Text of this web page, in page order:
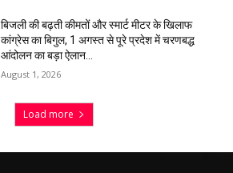
बिजली की बढ़ती कीमतों और स्मार्ट मीटर के खिलाफ
कांग्रेस का बिगुल, 1 अगस्त से पूरे प्रदेश में चरणबद्ध
आंदोलन का बड़ा ऐलान…
August 1, 2026
Load more